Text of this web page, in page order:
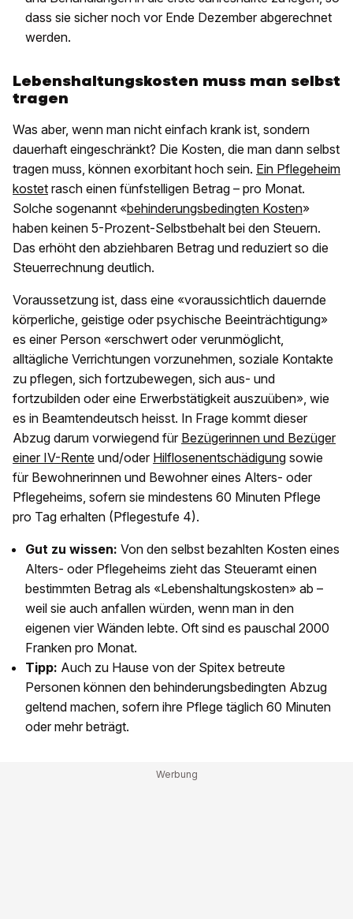
dass sie sicher noch vor Ende Dezember abgerechnet
werden.
Lebenshaltungskosten muss man selbst
tragen
Was aber, wenn man nicht einfach krank ist, sondern
dauerhaft eingeschränkt? Die Kosten, die man dann selbst
tragen muss, können exorbitant hoch sein. Ein Pflegeheim
kostet rasch einen fünfstelligen Betrag – pro Monat.
Solche sogenannt «behinderungsbedingten Kosten»
haben keinen 5-Prozent-Selbstbehalt bei den Steuern.
Das erhöht den abziehbaren Betrag und reduziert so die
Steuerrechnung deutlich.
Voraussetzung ist, dass eine «voraussichtlich dauernde
körperliche, geistige oder psychische Beeinträchtigung»
es einer Person «erschwert oder verunmöglicht,
alltägliche Verrichtungen vorzunehmen, soziale Kontakte
zu pflegen, sich fortzubewegen, sich aus- und
fortzubilden oder eine Erwerbstätigkeit auszuüben», wie
es in Beamtendeutsch heisst. In Frage kommt dieser
Abzug darum vorwiegend für Bezügerinnen und Bezüger
einer IV-Rente und/oder Hilflosenentschädigung sowie
für Bewohnerinnen und Bewohner eines Alters- oder
Pflegeheims, sofern sie mindestens 60 Minuten Pflege
pro Tag erhalten (Pflegestufe 4).
Gut zu wissen: Von den selbst bezahlten Kosten eines
Alters- oder Pflegeheims zieht das Steueramt einen
bestimmten Betrag als «Lebenshaltungskosten» ab –
weil sie auch anfallen würden, wenn man in den
eigenen vier Wänden lebte. Oft sind es pauschal 2000
Franken pro Monat.
Tipp: Auch zu Hause von der Spitex betreute
Personen können den behinderungsbedingten Abzug
geltend machen, sofern ihre Pflege täglich 60 Minuten
oder mehr beträgt.